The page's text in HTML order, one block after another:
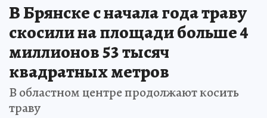
В Брянске с начала года траву
скосили на площади больше 4
миллионов 53 тысяч
квадратных метров
В областном центре продолжают косить
траву